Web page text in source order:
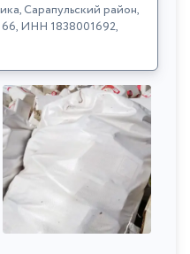
Сарапульский район,
66, ИНН 1838001692,